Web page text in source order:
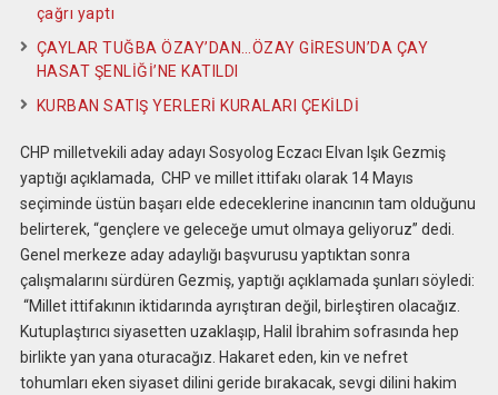
çağrı yaptı
ÇAYLAR TUĞBA ÖZAY’DAN…ÖZAY GİRESUN’DA ÇAY
HASAT ŞENLİĞİ’NE KATILDI
KURBAN SATIŞ YERLERİ KURALARI ÇEKİLDİ
CHP milletvekili aday adayı Sosyolog Eczacı Elvan Işık Gezmiş
yaptığı açıklamada, CHP ve millet ittifakı olarak 14 Mayıs
seçiminde üstün başarı elde edeceklerine inancının tam olduğunu
belirterek, “gençlere ve geleceğe umut olmaya geliyoruz” dedi.
Genel merkeze aday adaylığı başvurusu yaptıktan sonra
çalışmalarını sürdüren Gezmiş, yaptığı açıklamada şunları söyledi:
“Millet ittifakının iktidarında ayrıştıran değil, birleştiren olacağız.
Kutuplaştırıcı siyasetten uzaklaşıp, Halil İbrahim sofrasında hep
birlikte yan yana oturacağız. Hakaret eden, kin ve nefret
tohumları eken siyaset dilini geride bırakacak, sevgi dilini hakim